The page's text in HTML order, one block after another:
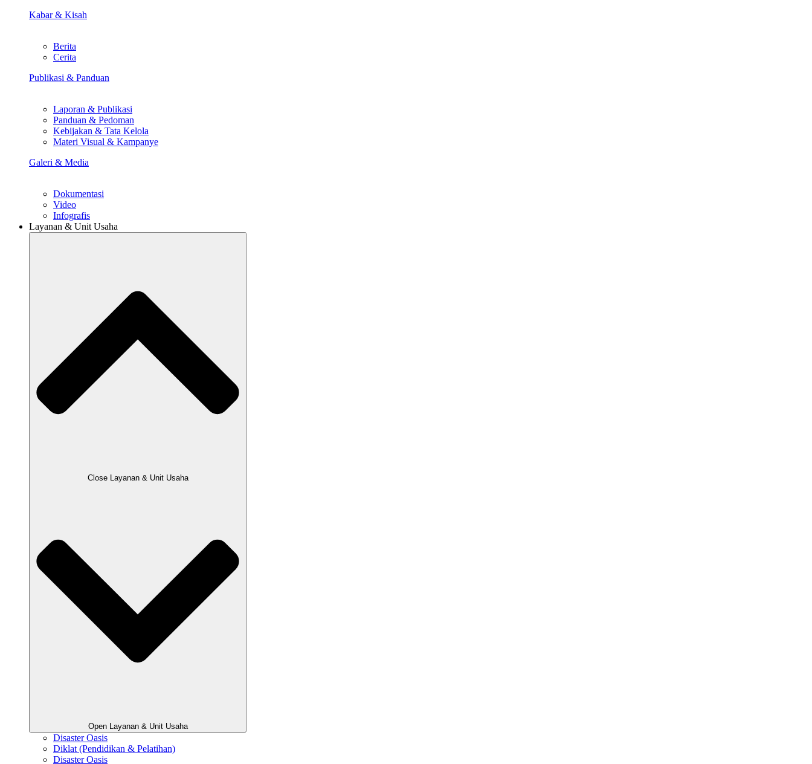
Kabar & Kisah
Berita
Cerita
Publikasi & Panduan
Laporan & Publikasi
Panduan & Pedoman
Kebijakan & Tata Kelola
Materi Visual & Kampanye
Galeri & Media
Dokumentasi
Video
Infografis
Layanan & Unit Usaha
Close Layanan & Unit Usaha
Open Layanan & Unit Usaha
Disaster Oasis
Diklat (Pendidikan & Pelatihan)
Disaster Oasis